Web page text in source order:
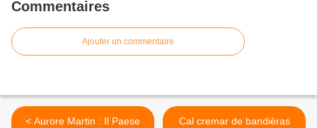
Commentaires
Ajouter un commentaire
< Aurore Martin : Il Paese
Cal cremar de bandièras